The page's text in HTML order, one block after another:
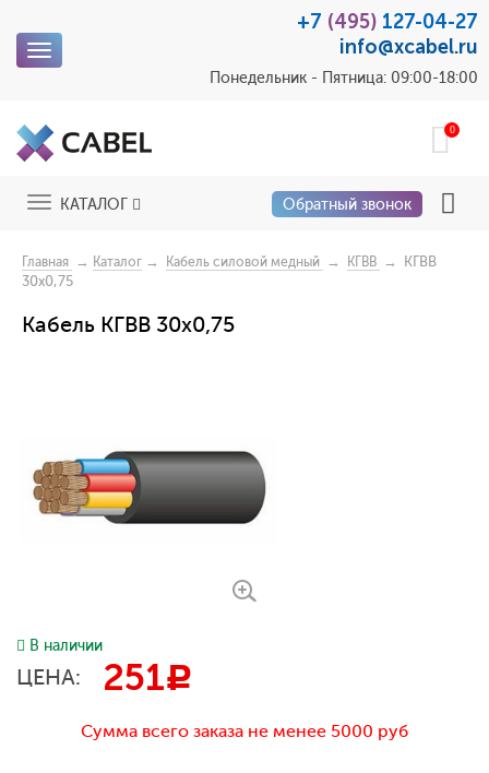
Toggle
+7 (495) 127-04-27
info@xcabel.ru
Понедельник - Пятница: 09:00-18:00
0
ToggleКАТАЛОГ Обратный звонок
Главная → Каталог → Кабель силовой медный → КГВВ → КГВВ
30x0,75
Кабель КГВВ 30x0,75
В наличии
ЦЕНА: 251c
Сумма всего заказа не менее 5000 руб